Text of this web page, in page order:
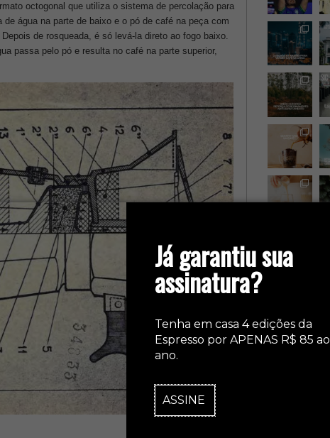
Já garantiu sua
assinatura?
Tenha em casa 4 edições da
Espresso por APENAS R$ 85 ao
ano.
ASSINE
octogonal que utiliza o sistema de percolação para
água na parte de baixo e o pó de café na peça com
de rosqueada, é só levá-la direto ao fogo baixo.
passa pelo pó e resulta no café na parte superior,